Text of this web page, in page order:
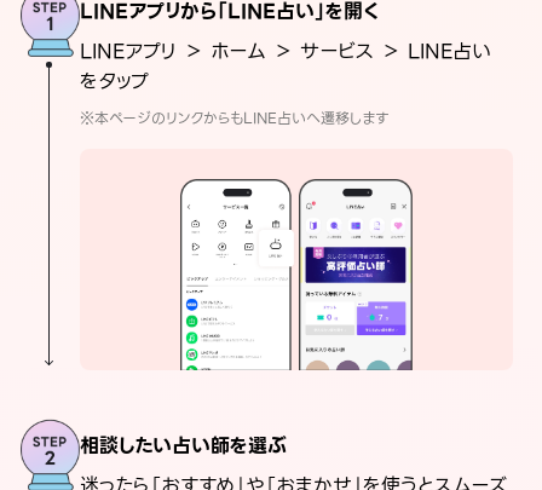
LINEアプリから「LINE占い」を開く
LINEアプリ ＞ ホーム ＞ サービス ＞ LINE占い
をタップ
※本ページのリンクからもLINE占いへ遷移します
相談したい占い師を選ぶ